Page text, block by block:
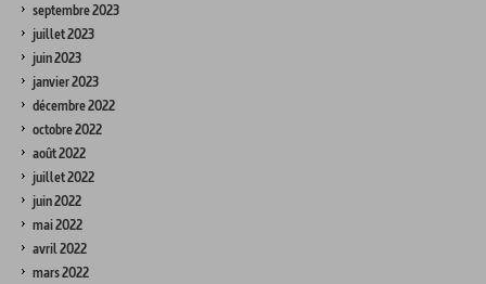
septembre 2023
juillet 2023
juin 2023
janvier 2023
décembre 2022
octobre 2022
août 2022
juillet 2022
juin 2022
mai 2022
avril 2022
mars 2022